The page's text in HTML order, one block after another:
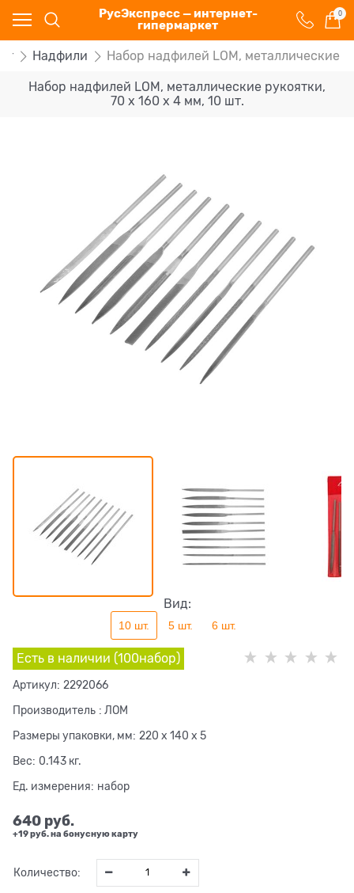
РусЭкспресс — интернет-
гипермаркет
0
Надфили Набор надфилей LOM, металлические
Набор надфилей LOM, металлические рукоятки,
70 х 160 х 4 мм, 10 шт.
Вид:
10 шт. 5 шт. 6 шт.
Есть в наличии (100набор)
Артикул: 2292066
Производитель : ЛОМ
Размеры упаковки, мм: 220 x 140 x 5
Вес: 0.143 кг.
Ед. измерения: набор
640 руб.
+19 руб. на бонусную карту
Количество: